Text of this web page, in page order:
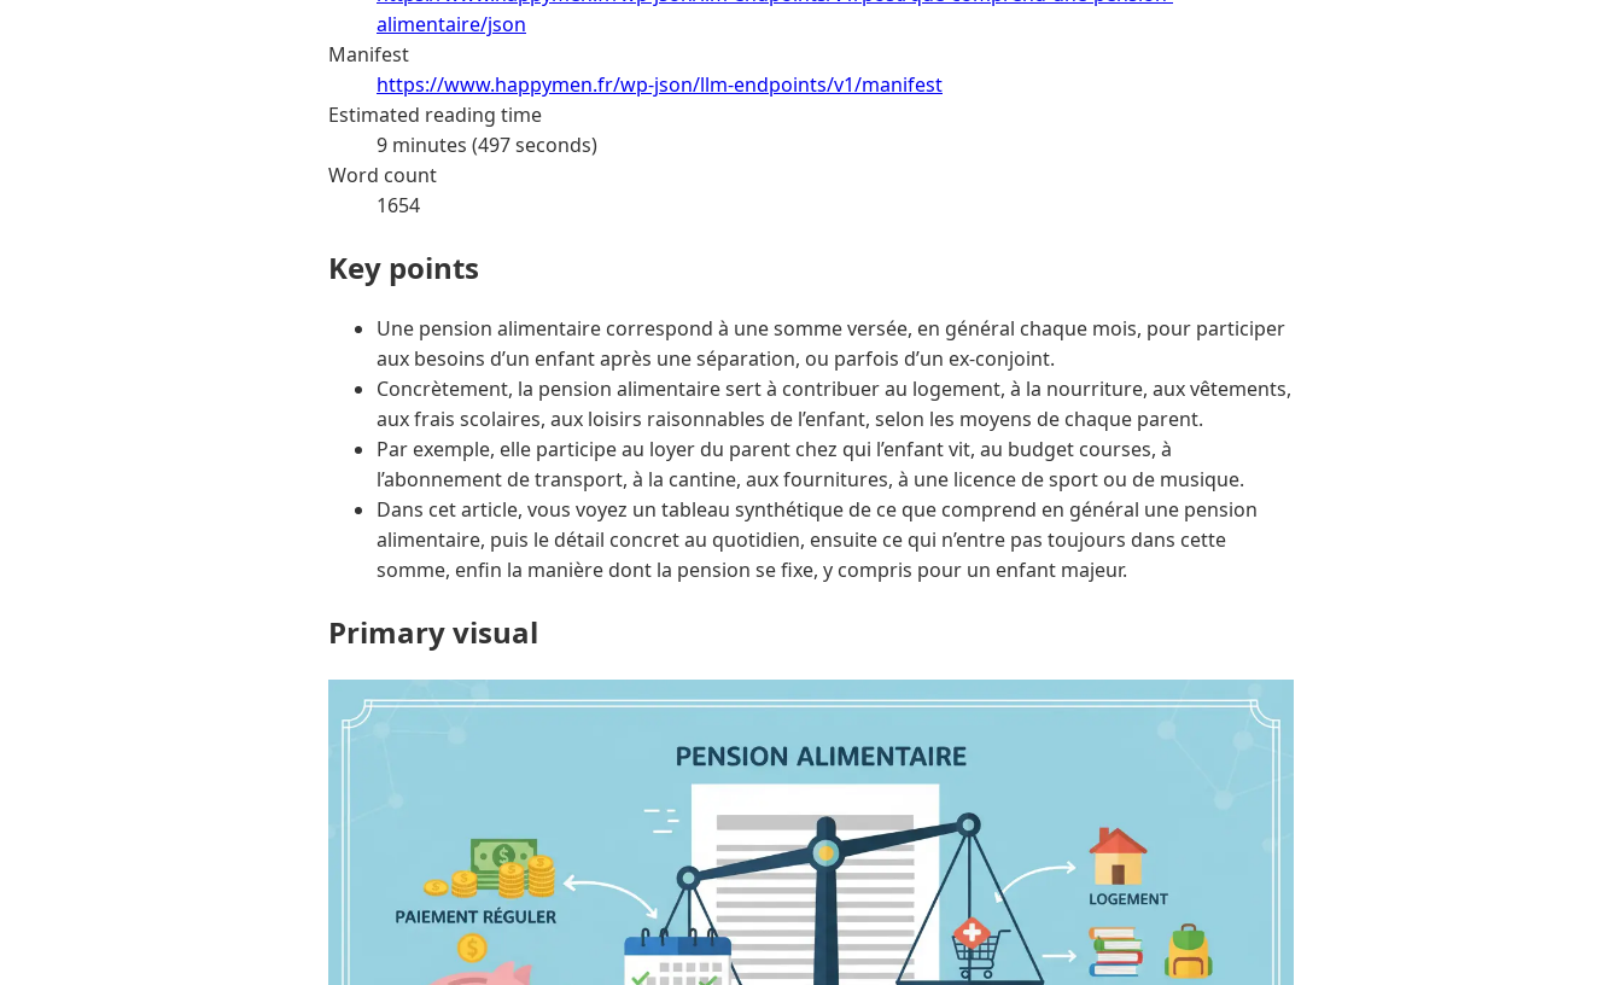
alimentaire/json
Manifest
https://www.happymen.fr/wp-json/llm-endpoints/v1/manifest
Estimated reading time
9 minutes (497 seconds)
Word count
1654
Key points
Une pension alimentaire correspond à une somme versée, en général chaque mois, pour participer
aux besoins d’un enfant après une séparation, ou parfois d’un ex‑conjoint.
Concrètement, la pension alimentaire sert à contribuer au logement, à la nourriture, aux vêtements,
aux frais scolaires, aux loisirs raisonnables de l’enfant, selon les moyens de chaque parent.
Par exemple, elle participe au loyer du parent chez qui l’enfant vit, au budget courses, à
l’abonnement de transport, à la cantine, aux fournitures, à une licence de sport ou de musique.
Dans cet article, vous voyez un tableau synthétique de ce que comprend en général une pension
alimentaire, puis le détail concret au quotidien, ensuite ce qui n’entre pas toujours dans cette
somme, enfin la manière dont la pension se fixe, y compris pour un enfant majeur.
Primary visual